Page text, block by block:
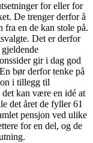
for eller for
De trenger derfor å
en de kan stole på.
Det er derfor
gir i dag god
bør derfor tenke på
i tillegg til
kan være en idé at
det året de fyller 61
pensjon ved ulike
for en del, og de